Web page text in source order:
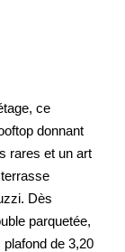
ce
donnant
rares et un art
Dès
parquetée,
de 3,20